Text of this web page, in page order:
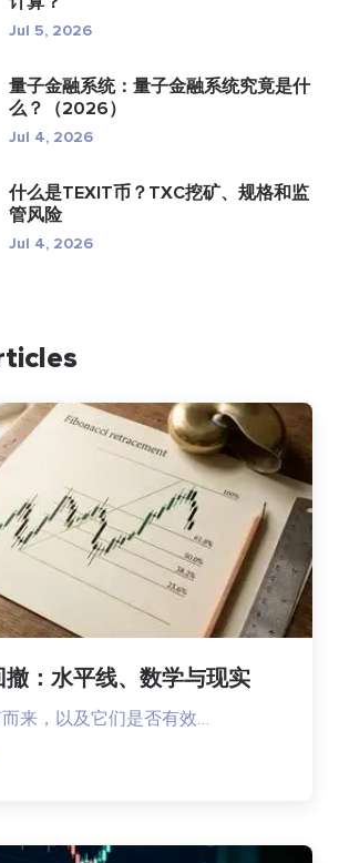
Jul 5, 2026
量子金融系统：量子金融系统究竟是什
么？（2026）
Jul 4, 2026
什么是TEXIT币？TXC挖矿、规格和监
管风险
Jul 4, 2026
：水平线、数学与现实
来，以及它们是否有效…